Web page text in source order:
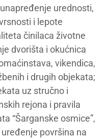
urednosti,
i lepote
činilaca životne
dvorišta i okućnica
vikendica,
i drugih objekata;
uz stručno i
rejona i pravila
“Šarganske osmice”,
uređenje površina na